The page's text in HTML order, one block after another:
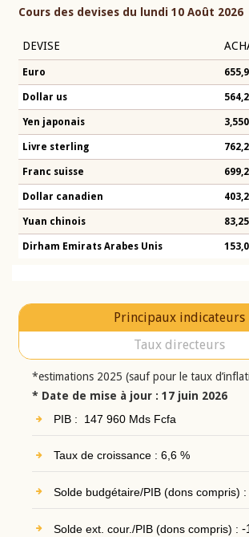
Cours des devises du lundi 10 Août 2026
DEVISE
Euro
Dollar us
Yen japonais 3,550
Livre sterling
Franc suisse
Dollar canadien
Yuan chinois
Dirham Emirats Arabes Unis
Principaux indicateurs
Taux directeurs
*estimations 2025 (sauf pour le taux
* Date de mise à jour : 17 juin 2026
PIB : 147 960 Mds Fcfa
Taux de croissance : 6,6 %
Solde budgétaire/PIB (dons compris) :
Solde ext. cour./PIB (dons compris) : -